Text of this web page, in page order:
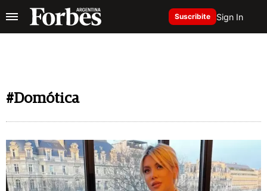
Suscribite Sign In
#Domótica